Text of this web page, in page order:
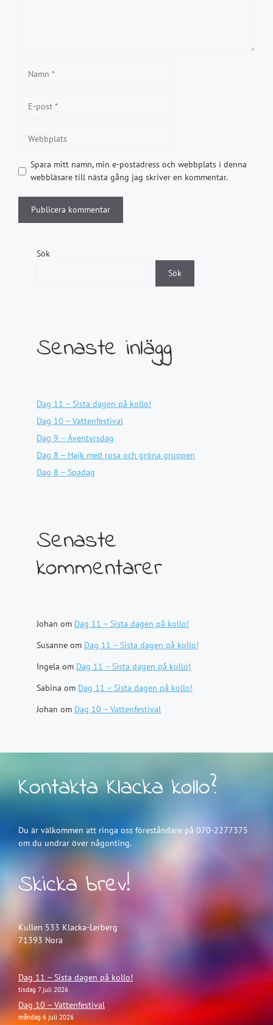
post
Spara mitt namn, min e-postadress och webbplats i denna
webbläsare till nästa gång jag skriver en kommentar.
Sök
Sök
Senaste inlägg
Dag 11 – Sista dagen på kollo!
Dag 10 – Vattenfestival
Dag 9 – Äventyrsdag
Dag 8 – Hajk med rosa och gröna gruppen
Dag 8 – Spadag
Senaste
kommentarer
Johan om Dag 11 – Sista dagen på kollo!
Susanne om Dag 11 – Sista dagen på kollo!
Ingela om Dag 11 – Sista dagen på kollo!
Sabina om Dag 11 – Sista dagen på kollo!
Johan om Dag 10 – Vattenfestival
Kontakta Klacka kollo?
Du är välkommen att ringa oss föreståndare på 070-2277375
om du undrar över någonting.
Skicka brev!
Kullen 533 Klacka-Lerberg
71393 Nora
Dag 11 – Sista dagen på kollo!
tisdag 7 juli 2026
Dag 10 – Vattenfestival
måndag 6 juli 2026